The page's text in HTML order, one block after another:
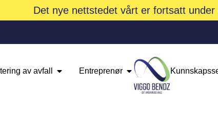
Det nye nettstedet vårt er fortsatt under
av avfall Entreprenør